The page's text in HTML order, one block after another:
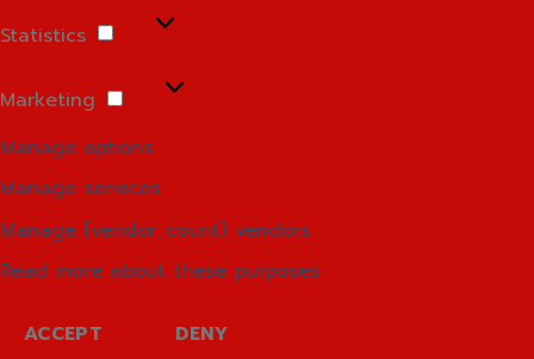
Statistics
Statistics
Marketing
Marketing
Manage options
Manage services
Manage {vendor_count} vendors
Read more about these purposes
ACCEPT DENY